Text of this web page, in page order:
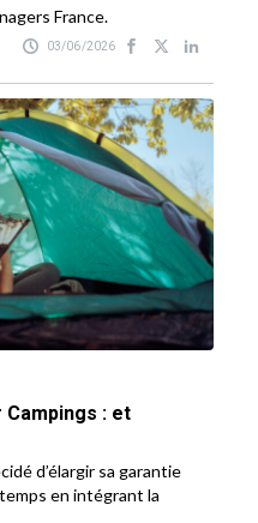
France.
03/06/2026
: et
d’élargir sa garantie
en intégrant la